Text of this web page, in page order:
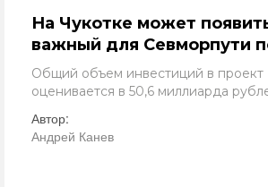
На Чукотке может
важный для Севморпути
Общий объем инвестиций в проект
оценивается в 50,6 миллиарда
Автор:
Андрей Канев